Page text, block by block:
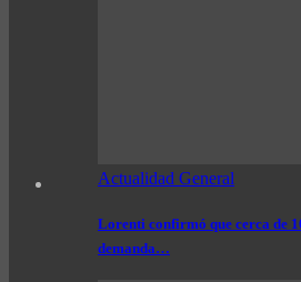
Actualidad General
Lorenti confirmó que cerca de
demanda…